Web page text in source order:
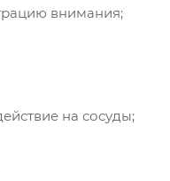
внимания;
на сосуды;